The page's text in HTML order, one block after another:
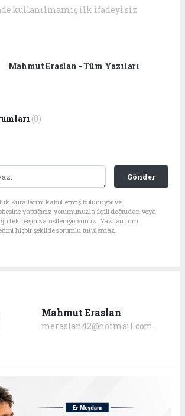
kullanılmamış ilk ifadeyi siz
Mahmut Eraslan - Tüm Yazıları
(0)
Gönder
Kuralları’nı kabul etmiş bulunuyor ve
yaptığınız yorumunuzla ilgili doğrudan veya
tek başınıza üstleniyorsunuz. Yazılan tüm
hiçbir şekilde sorumlu tutulamaz.
Mahmut Eraslan
meraslan42@hotmail.com